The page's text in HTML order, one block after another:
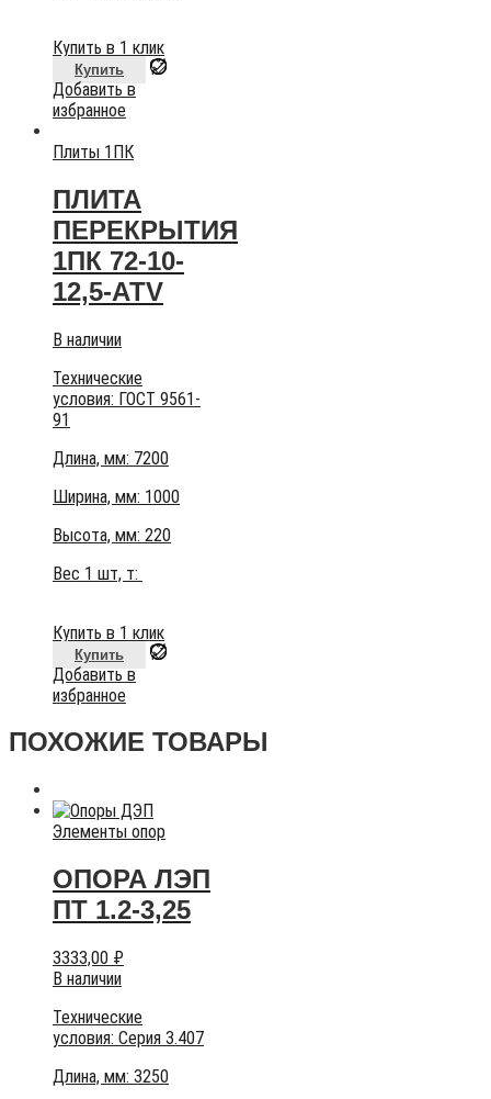
Купить в 1 клик
Купить
Добавить в
избранное
Плиты 1ПК
ПЛИТА
ПЕРЕКРЫТИЯ
1ПК 72-10-
12,5-АТV
В наличии
Технические
условия: ГОСТ 9561-
91
Длина, мм: 7200
Ширина, мм: 1000
Высота, мм: 220
Вес 1 шт, т:
Купить в 1 клик
Купить
Добавить в
избранное
ПОХОЖИЕ ТОВАРЫ
Элементы опор
ОПОРА ЛЭП
ПТ 1.2-3,25
3333,00 ₽
В наличии
Технические
условия: Серия 3.407
Длина, мм: 3250